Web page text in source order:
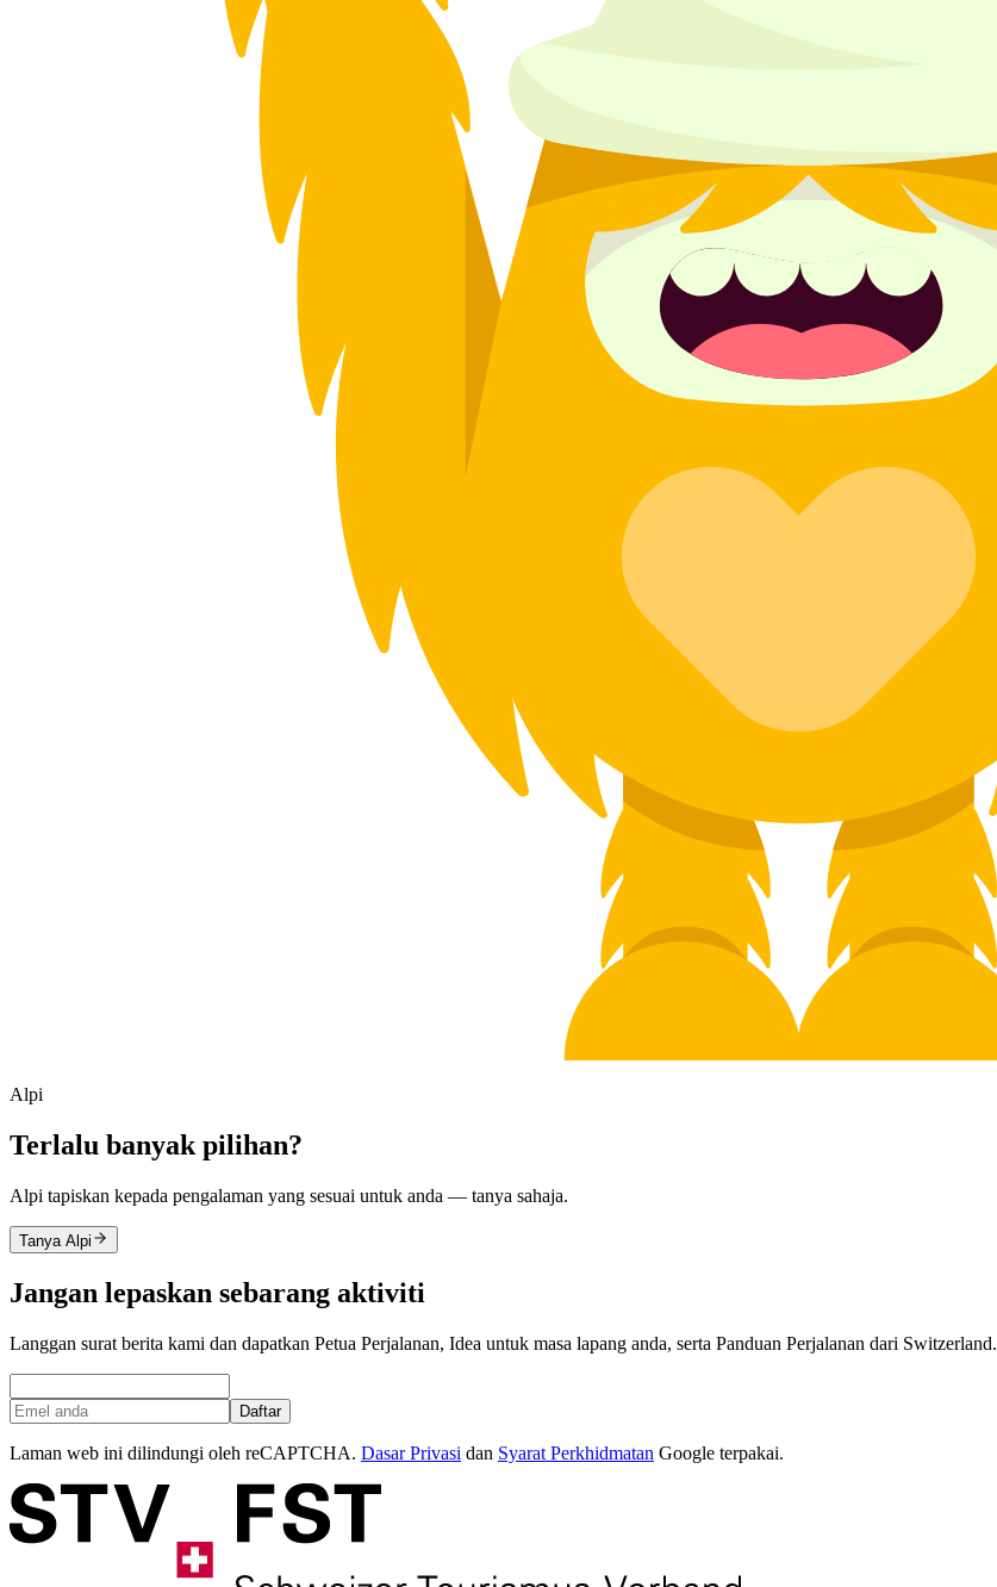
Alpi
Terlalu banyak pilihan?
Alpi tapiskan kepada pengalaman yang sesuai untuk anda — tanya sahaja.
Tanya Alpi
Jangan lepaskan sebarang aktiviti
Langgan surat berita kami dan dapatkan Petua Perjalanan, Idea untuk masa lapang anda, serta Panduan Perjalanan dari Switzerland.
Daftar
Laman web ini dilindungi oleh reCAPTCHA. Dasar Privasi dan Syarat Perkhidmatan Google terpakai.